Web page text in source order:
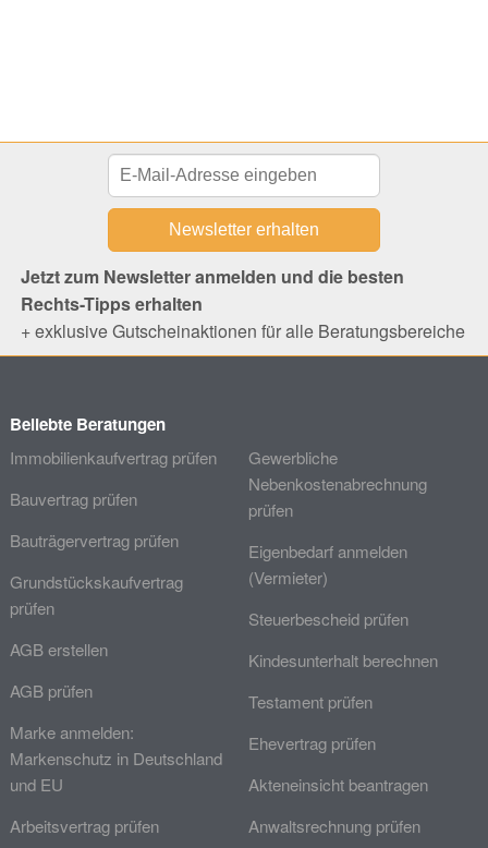
Jetzt zum Newsletter anmelden und die besten
Rechts-Tipps erhalten
+ exklusive Gutscheinaktionen für alle Beratungsbereiche
Beliebte Beratungen
Immobilienkaufvertrag prüfen
Bauvertrag prüfen
Bauträgervertrag prüfen
Grundstückskaufvertrag
prüfen
AGB erstellen
AGB prüfen
Marke anmelden:
Markenschutz in Deutschland
und EU
Arbeitsvertrag prüfen
Gewerbliche
Nebenkostenabrechnung
prüfen
Eigenbedarf anmelden
(Vermieter)
Steuerbescheid prüfen
Kindesunterhalt berechnen
Testament prüfen
Ehevertrag prüfen
Akteneinsicht beantragen
Anwaltsrechnung prüfen